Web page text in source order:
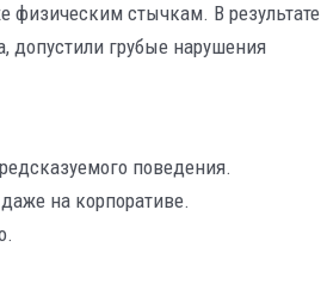
физическим стычкам. В результате
допустили грубые нарушения
поведения.
на корпоративе.